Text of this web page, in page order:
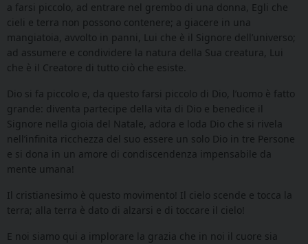
a farsi piccolo, ad entrare nel grembo di una donna, Egli che
cieli e terra non possono contenere; a giacere in una
mangiatoia, avvolto in panni, Lui che è il Signore dell’universo;
ad assumere e condividere la natura della Sua creatura, Lui
che è il Creatore di tutto ciò che esiste.
Dio si fa piccolo e, da questo farsi piccolo di Dio, l’uomo è fatto
grande: diventa partecipe della vita di Dio e benedice il
Signore nella gioia del Natale, adora e loda Dio che si rivela
nell’infinita ricchezza del suo essere un solo Dio in tre Persone
e si dona in un amore di condiscendenza impensabile da
mente umana!
Il cristianesimo è questo movimento! Il cielo scende e tocca la
terra; alla terra è dato di alzarsi e di toccare il cielo!
E noi siamo qui a implorare la grazia che in noi il cuore sia